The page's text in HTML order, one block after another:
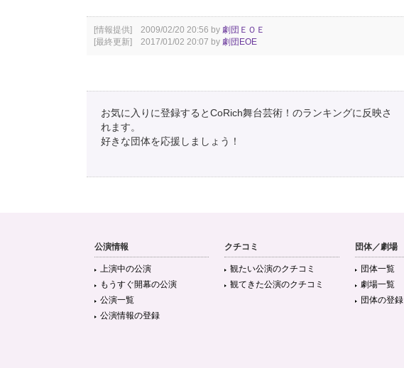
[情報提供] 2009/02/20 20:56 by 劇団ＥＯＥ
[最終更新] 2017/01/02 20:07 by 劇団EOE
お気に入りに登録するとCoRich舞台芸術！のランキングに反映さ
れます。
好きな団体を応援しましょう！
公演情報
上演中の公演
もうすぐ開幕の公演
公演一覧
公演情報の登録
クチコミ
観たい公演のクチコミ
観てきた公演のクチコミ
団体／劇場
団体一覧
劇場一覧
団体の登録